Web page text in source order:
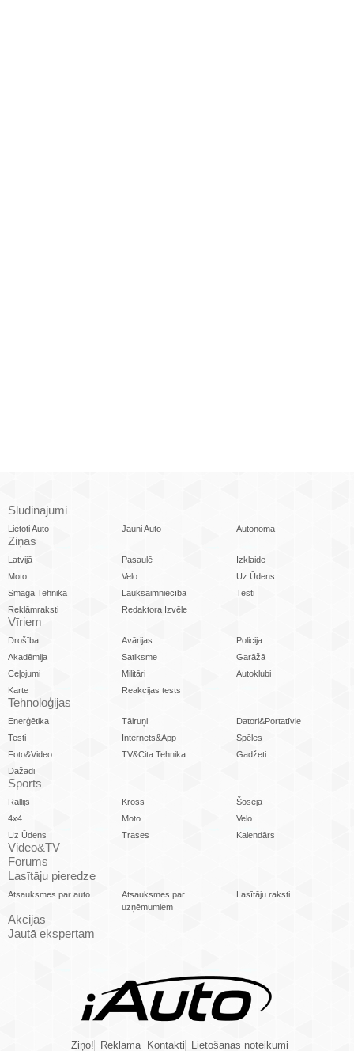
Sludinājumi
Lietoti Auto Jauni Auto Autonoma
Ziņas
Latvijā Pasaulē
Izklaide
Moto
Velo
Uz Ūdens
Smagā Tehnika
Lauksaimniecība
Testi
Reklāmraksti
Redaktora Izvēle
Vīriem
Drošība Avārijas
Policija
Akadēmija
Satiksme
Garāžā
Ceļojumi
Militāri
Autoklubi
Karte
Reakcijas tests
Tehnoloģijas
Enerģētika Tālruņi
Datori&Portatīvie
Testi
Internets&App
Spēles
Foto&Video
TV&Cita Tehnika
Gadžeti
Dažādi
Sports
Rallijs Kross
Šoseja
4x4
Moto
Velo
Uz Ūdens
Trases Kalendārs
Video&TV
Forums
Lasītāju pieredze
Atsauksmes par auto
Atsauksmes par
uzņēmumiem
Lasītāju raksti
Akcijas
Jautā ekspertam
Ziņo! Reklāma Kontakti Lietošanas noteikumi